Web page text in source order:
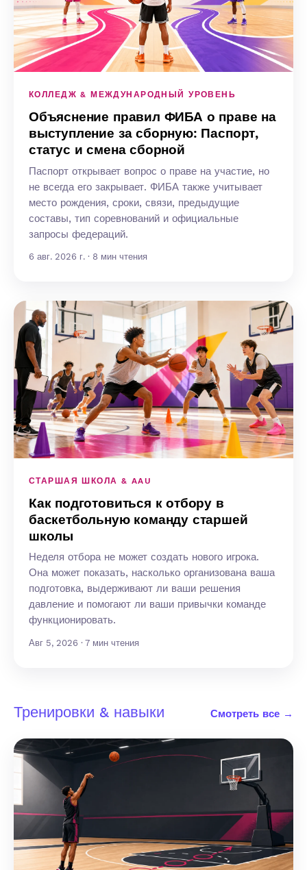
КОЛЛЕДЖ & МЕЖДУНАРОДНЫЙ УРОВЕНЬ
Объяснение правил ФИБА о праве на
выступление за сборную: Паспорт,
статус и смена сборной
Паспорт открывает вопрос о праве на участие, но
не всегда его закрывает. ФИБА также учитывает
место рождения, сроки, связи, предыдущие
составы, тип соревнований и официальные
запросы федераций.
6 авг. 2026 г. · 8 мин чтения
СТАРШАЯ ШКОЛА & AAU
Как подготовиться к отбору в
баскетбольную команду старшей
школы
Неделя отбора не может создать нового игрока.
Она может показать, насколько организована ваша
подготовка, выдерживают ли ваши решения
давление и помогают ли ваши привычки команде
функционировать.
Авг 5, 2026 · 7 мин чтения
Тренировки & навыки Смотреть все →